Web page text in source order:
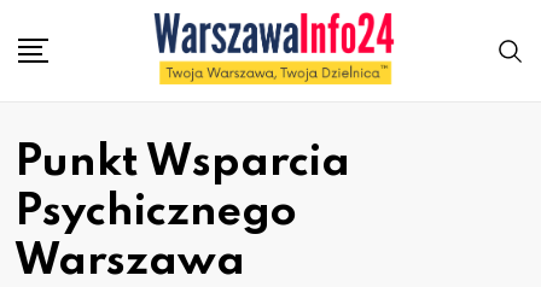
Punkt Wsparcia
Psychicznego
Warszawa